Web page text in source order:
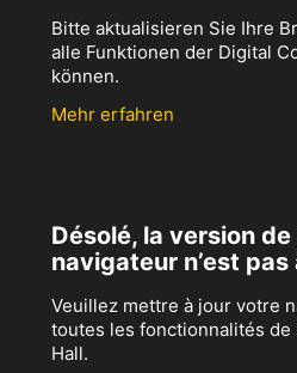
Bitte aktualisieren Sie Ihre
alle Funktionen der Digital
können.
Mehr erfahren
Désolé, la version
navigateur n’est pas
Veuillez mettre à jour votre
toutes les fonctionnalités
Hall.